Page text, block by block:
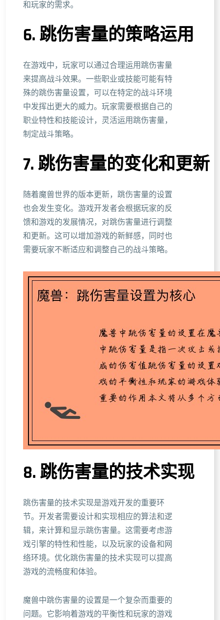
和玩家的需求。
6. 跳伤害量的策略运用
在游戏中，玩家可以通过合理运用跳伤害量
来提高战斗效果。一些职业或技能可能有特
殊的跳伤害量设置，可以在特定的战斗环境
中发挥出更大的威力。玩家需要根据自己的
职业特性和技能设计，灵活运用跳伤害量，
制定战斗策略。
7. 跳伤害量的变化和更新
随着魔兽世界的版本更新，跳伤害量的设置
也会发生变化。游戏开发者会根据玩家的反
馈和游戏的发展情况，对跳伤害量进行调整
和更新。这可以增加游戏的新鲜感，同时也
需要玩家不断适应和调整自己的战斗策略。
8. 跳伤害量的技术实现
跳伤害量的技术实现是游戏开发的重要环
节。开发者需要设计和实现相应的算法和逻
辑，来计算和显示跳伤害量。这需要考虑游
戏引擎的特性和性能，以及玩家的设备和网
络环境。优化跳伤害量的技术实现可以提高
游戏的流畅度和体验。
魔兽中跳伤害量的设置是一个复杂而重要的
问题。它影响着游戏的平衡性和玩家的游戏